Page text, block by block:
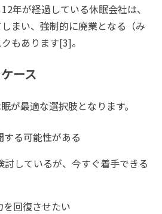
年が経過している休眠会社は、
まい、強制的に廃業となる（み
もあります[3]。
ース
が最適な選択肢となります。
る可能性がある
討しているが、今すぐ着手できる
回復させたい